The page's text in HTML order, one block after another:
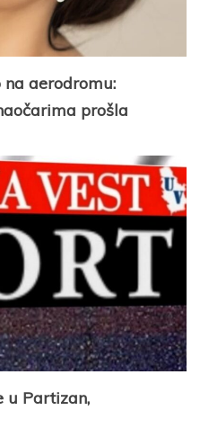
na aerodromu:
prošla
u Partizan,